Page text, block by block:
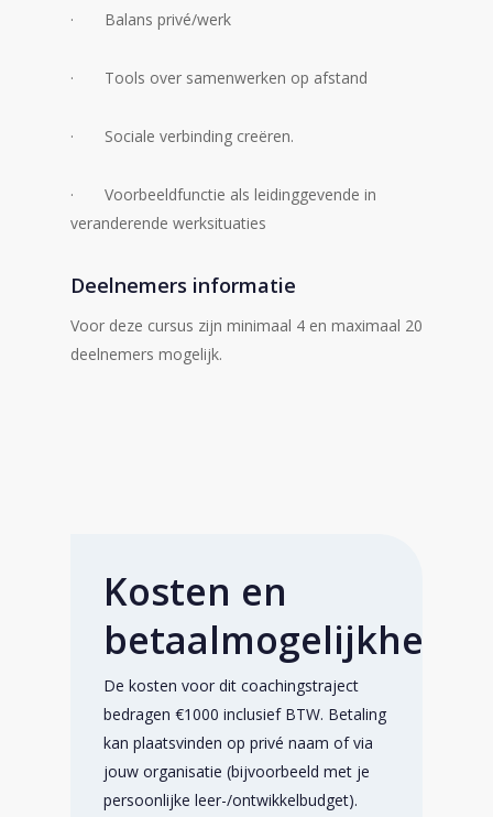
· Balans privé/werk
· Tools over samenwerken op afstand
· Sociale verbinding creëren.
· Voorbeeldfunctie als leidinggevende in
veranderende werksituaties
Deelnemers informatie
Voor deze cursus zijn minimaal 4 en maximaal 20
deelnemers mogelijk.
Kosten en
De kosten voor dit coachingstraject
bedragen €1000 inclusief BTW. Betaling
kan plaatsvinden op privé naam of via
jouw organisatie (bijvoorbeeld met je
persoonlijke leer-/ontwikkelbudget).